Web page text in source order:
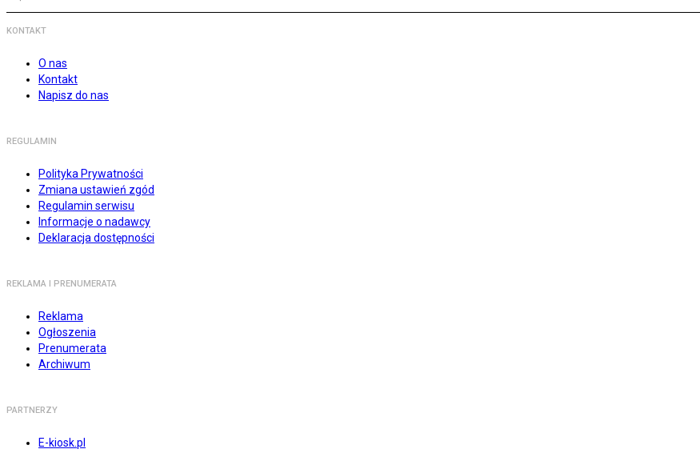
KONTAKT
O nas
Kontakt
Napisz do nas
REGULAMIN
Polityka Prywatności
Zmiana ustawień zgód
Regulamin serwisu
Informacje o nadawcy
Deklaracja dostępności
REKLAMA I PRENUMERATA
Reklama
Ogłoszenia
Prenumerata
Archiwum
PARTNERZY
E-kiosk.pl